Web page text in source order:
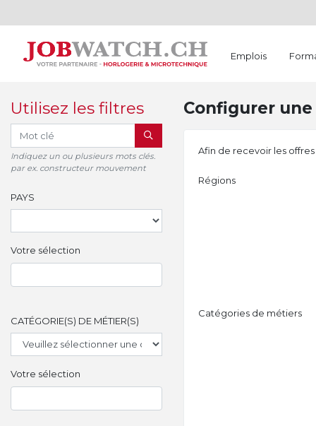
Emplois
Utilisez les filtres
RECHERCHER
Indiquez un ou plusieurs mots clés.
par ex. constructeur mouvement
PAYS
Votre sélection
CATÉGORIE(S) DE MÉTIER(S)
Votre sélection
Configurer
Afin de recevoir les
Régions
Catégories de métiers